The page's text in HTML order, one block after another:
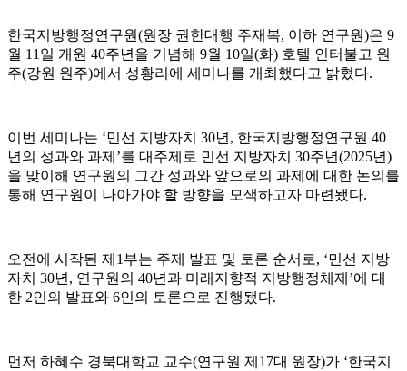
한국지방행정연구원(원장 권한대행 주재복, 이하 연구원)은 9
월 11 일 개원 40주년을 기념해 9월 10일(화) 호텔 인터불고 원
주(강원 원주)에서 성황리에 세미나를 개최했다고 밝혔다.
이번 세미나는 ‘민선 지방자치 30년 , 한국지방행정연구원 40
년의 성과와 과제 ’를 대주제로 민선 지방자치 30주년(2025년)
을 맞이해 연구원의 그간 성과와 앞으로의 과제에 대한 논의를
통해 연구원이 나아가야 할 방향을 모색하고자 마련됐다.
오전에 시작된 제 1 부는 주제 발표 및 토론 순서로, ‘민선 지방
자치 30년 , 연구원의 40년과 미래지향적 지방행정체제 ’에 대
한 2인의 발표와 6인의 토론으로 진행됐다.
먼저 하혜수 경북대학교 교수(연구원 제 17대 원장)가 ‘한국지